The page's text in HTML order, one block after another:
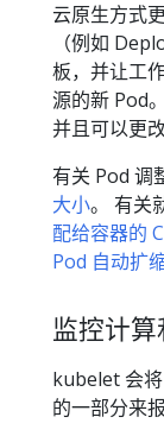
云原生方式
（例如
板，并让工
源的新 Pod
并且可以更
有关 Pod 调
大小。 有关
配给容器的
Pod 自动扩
监控计
kubelet 会
的一部分来